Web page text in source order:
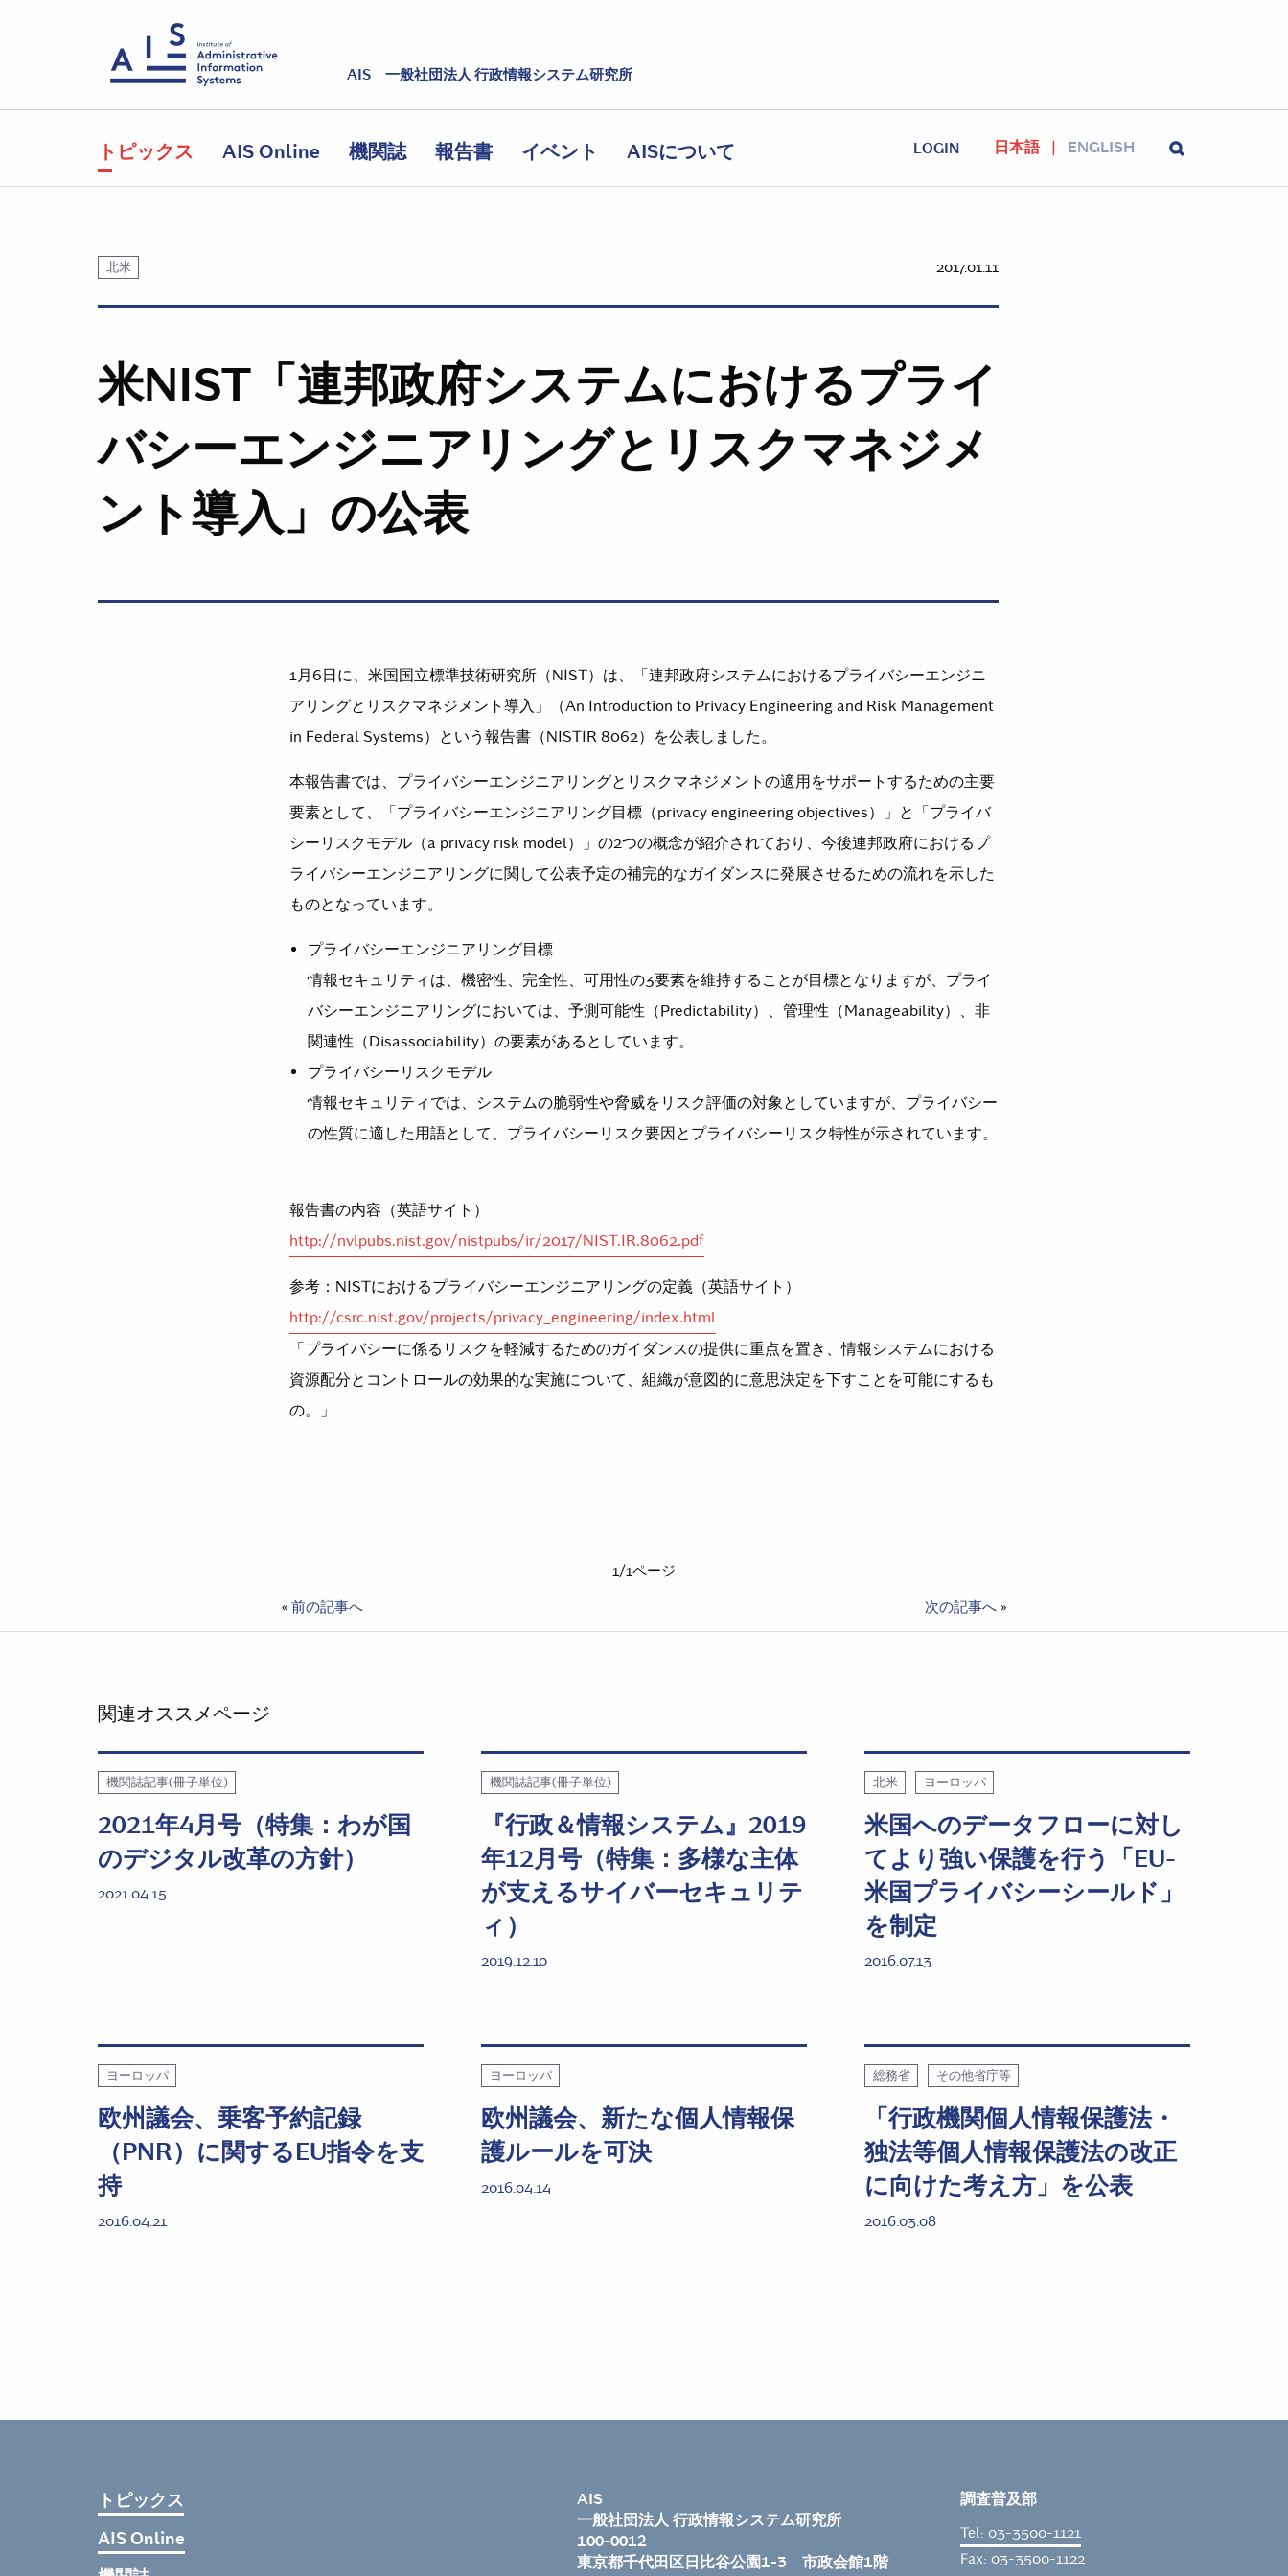
AIS 一般社団法人 行政情報システム研究所
トピックス AIS Online 機関誌 報告書 イベント AISについて LOGIN 日本語 ENGLISH
北米 2017.01.11
米NIST「連邦政府システムにおけるプライ
バシーエンジニアリングとリスクマネジメ
ント導入」の公表
1月6日に、米国国立標準技術研究所（NIST）は、「連邦政府システムにおけるプライバシーエンジニ
アリングとリスクマネジメント導入」（An Introduction to Privacy Engineering and Risk Management
in Federal Systems）という報告書（NISTIR 8062）を公表しました。
本報告書では、プライバシーエンジニアリングとリスクマネジメントの適用をサポートするための主要
要素として、「プライバシーエンジニアリング目標（privacy engineering objectives）」と「プライバ
シーリスクモデル（a privacy risk model）」の2つの概念が紹介されており、今後連邦政府におけるプ
ライバシーエンジニアリングに関して公表予定の補完的なガイダンスに発展させるための流れを示した
ものとなっています。
プライバシーエンジニアリング目標
情報セキュリティは、機密性、完全性、可用性の3要素を維持することが目標となりますが、プライ
バシーエンジニアリングにおいては、予測可能性（Predictability）、管理性（Manageability）、非
関連性（Disassociability）の要素があるとしています。
プライバシーリスクモデル
情報セキュリティでは、システムの脆弱性や脅威をリスク評価の対象としていますが、プライバシー
の性質に適した用語として、プライバシーリスク要因とプライバシーリスク特性が示されています。
報告書の内容（英語サイト）
http://nvlpubs.nist.gov/nistpubs/ir/2017/NIST.IR.8062.pdf
参考：NISTにおけるプライバシーエンジニアリングの定義（英語サイト）
http://csrc.nist.gov/projects/privacy_engineering/index.html
プライバシーに係るリスクを軽減するためのガイダンスの提供に重点を置き、情報システムにおける
資源配分とコントロールの効果的な実施について、組織が意図的に意思決定を下すことを可能にするも
の。
1/1ページ
« 前の記事へ 次の記事へ »
関連オススメページ
機関誌記事(冊子単位)
2021年4月号（特集：わが国
のデジタル改革の方針）
2021.04.15
機関誌記事(冊子単位)
『行政＆情報システム』2019
年12月号（特集：多様な主体
が支えるサイバーセキュリテ
ィ）
2019.12.10
北米 ヨーロッパ
米国へのデータフローに対し
てより強い保護を行う「EU-
米国プライバシーシールド」
を制定
2016.07.13
ヨーロッパ
欧州議会、乗客予約記録
（PNR）に関するEU指令を支
持
2016.04.21
ヨーロッパ
欧州議会、新たな個人情報保
護ルールを可決
2016.04.14
総務省 その他省庁等
「行政機関個人情報保護法・
独法等個人情報保護法の改正
に向けた考え方」を公表
2016.03.08
トピックス
AIS Online
AIS
一般社団法人 行政情報システム研究所
100-0012
東京都千代田区日比谷公園1-3 市政会館1階
調査普及部
Tel: 03-3500-1121
Fax: 03-3500-1122